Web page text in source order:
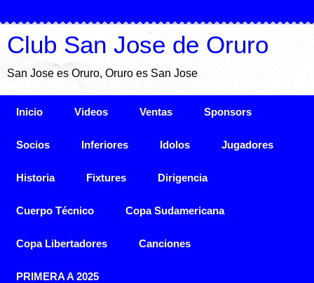
Club San Jose de Oruro
San Jose es Oruro, Oruro es San Jose
Inicio Videos Ventas Sponsors
Socios Inferiores Idolos Jugadores
Historia Fixtures Dirigencia
Cuerpo Técnico Copa Sudamericana
Copa Libertadores Canciones
PRIMERA A 2025